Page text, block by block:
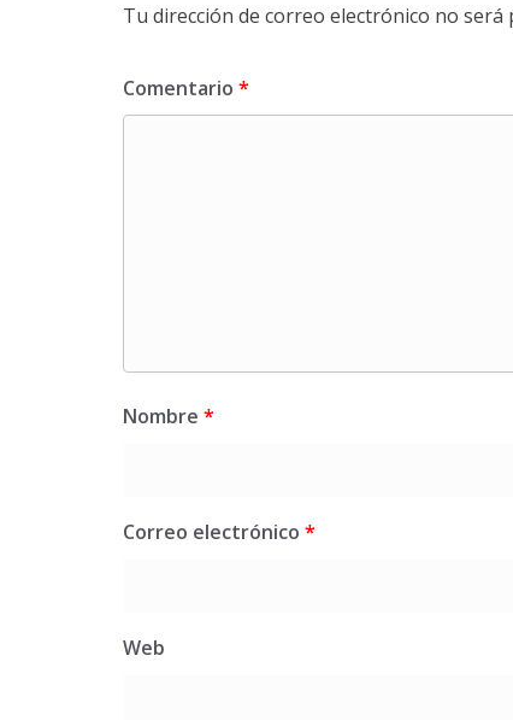
Tu dirección de correo electrónico no será
Comentario *
Nombre *
Correo electrónico *
Web